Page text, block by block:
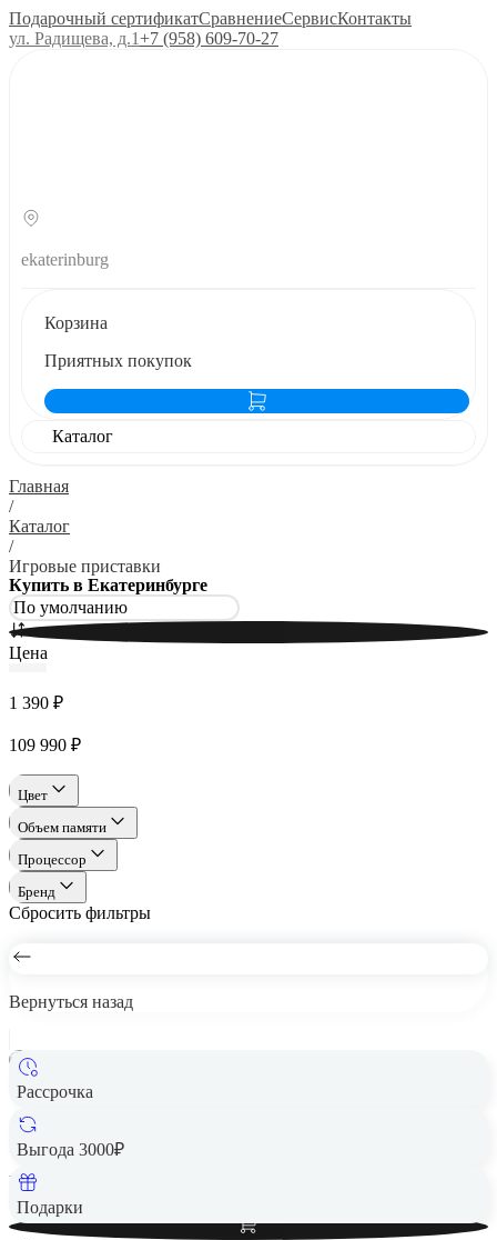
Подарочный сертификатСравнениеСервисКонтакты
ул. Радищева, д.1+7 (958) 609‑70‑27
ekaterinburg
Корзина
Приятных покупок
Каталог
Главная
/
Каталог
/
Игровые приставки
Купить в Екатеринбурге
Цена
1 390 ₽
109 990 ₽
Цвет
Объем памяти
Процессор
Бренд
Сбросить фильтры
Вернуться назад
Рассрочка
Выгода 3000₽
Подарки
Игровая приставка Nintendo Switch Lite желтая
17 090 ₽
Вернем до